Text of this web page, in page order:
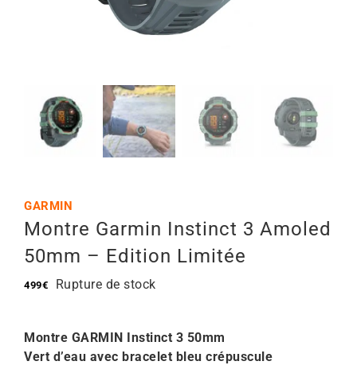
GARMIN
Montre Garmin Instinct 3 Amoled
50mm – Edition Limitée
499€ Rupture de stock
Montre GARMIN Instinct 3 50mm
Vert d’eau avec bracelet bleu crépuscule